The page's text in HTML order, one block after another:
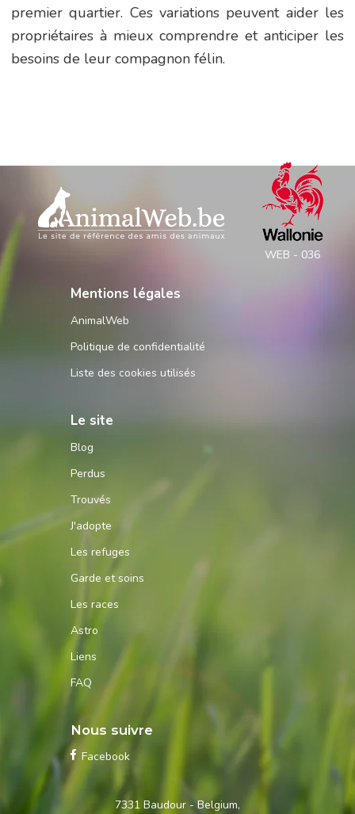
premier quartier. Ces variations peuvent aider les
propriétaires à mieux comprendre et anticiper les
besoins de leur compagnon félin.
WEB - 036
Mentions légales
AnimalWeb
Politique de confidentialité
Liste des cookies utilisés
Le site
Blog
Perdus
Trouvés
J'adopte
Les refuges
Garde et soins
Les races
Astro
Liens
FAQ
Contactez-
7331 Baudour - Belgium,
Nous suivre
Facebook